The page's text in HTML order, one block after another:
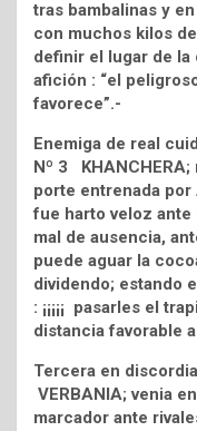
tras bambalinas y
con muchos kilos
definir el lugar de la
afición : “el
favorece”.-
Enemiga de real
Nº 3
porte entrenada por
fue harto veloz ante
mal de ausencia,
puede aguar la
dividendo; estando
: ¡¡¡¡¡ pasarles el
distancia favorable
Tercera en
VERBANIA; venia
marcador ante